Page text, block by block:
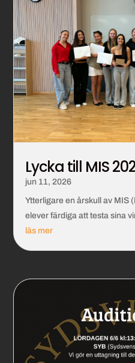
Lycka till MIS
jun 11, 2026
Ytterligare en årskull av MIS
elever färdiga att testa sina
läs mer